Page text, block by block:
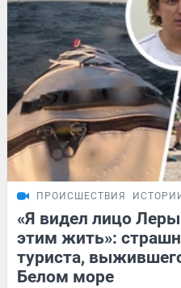
ПРОИСШЕСТВИЯ
«Я видел лицо
этим жить»:
туриста,
Белом море